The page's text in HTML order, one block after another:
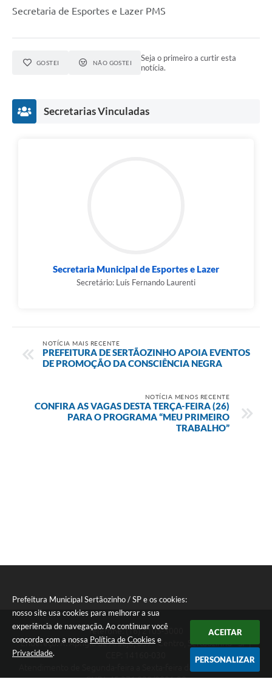
Prefeitura Municipal Sertãozinho / SP e os cookies:
nosso site usa cookies para melhorar a sua
experiência de navegação. Ao continuar você
concorda com a nossa Política de Cookies e
Privacidade.
ACEITAR
PERSONALIZAR
Secretaria de Esportes e Lazer PMS
GOSTEI NÃO GOSTEI
Seja o primeiro a curtir esta
notícia.
Secretarias Vinculadas
Secretaria Municipal de Esportes e Lazer
Secretário: Luís Fernando Laurenti
NOTÍCIA MAIS RECENTE
PREFEITURA DE SERTÃOZINHO APOIA EVENTOS
DE PROMOÇÃO DA CONSCIÊNCIA NEGRA
NOTÍCIA MENOS RECENTE
CONFIRA AS VAGAS DESTA TERÇA-FEIRA (26)
PARA O PROGRAMA “MEU PRIMEIRO
TRABALHO”
Telefone: (16) 2105-3000
Endereço: R. Aprígio de Araújo, 837 - Centro, Sertãozinho - SP |